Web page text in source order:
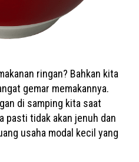
ringan? Bahkan kita
gemar memakannya.
di samping kita saat
pasti tidak akan jenuh dan
usaha modal kecil yang